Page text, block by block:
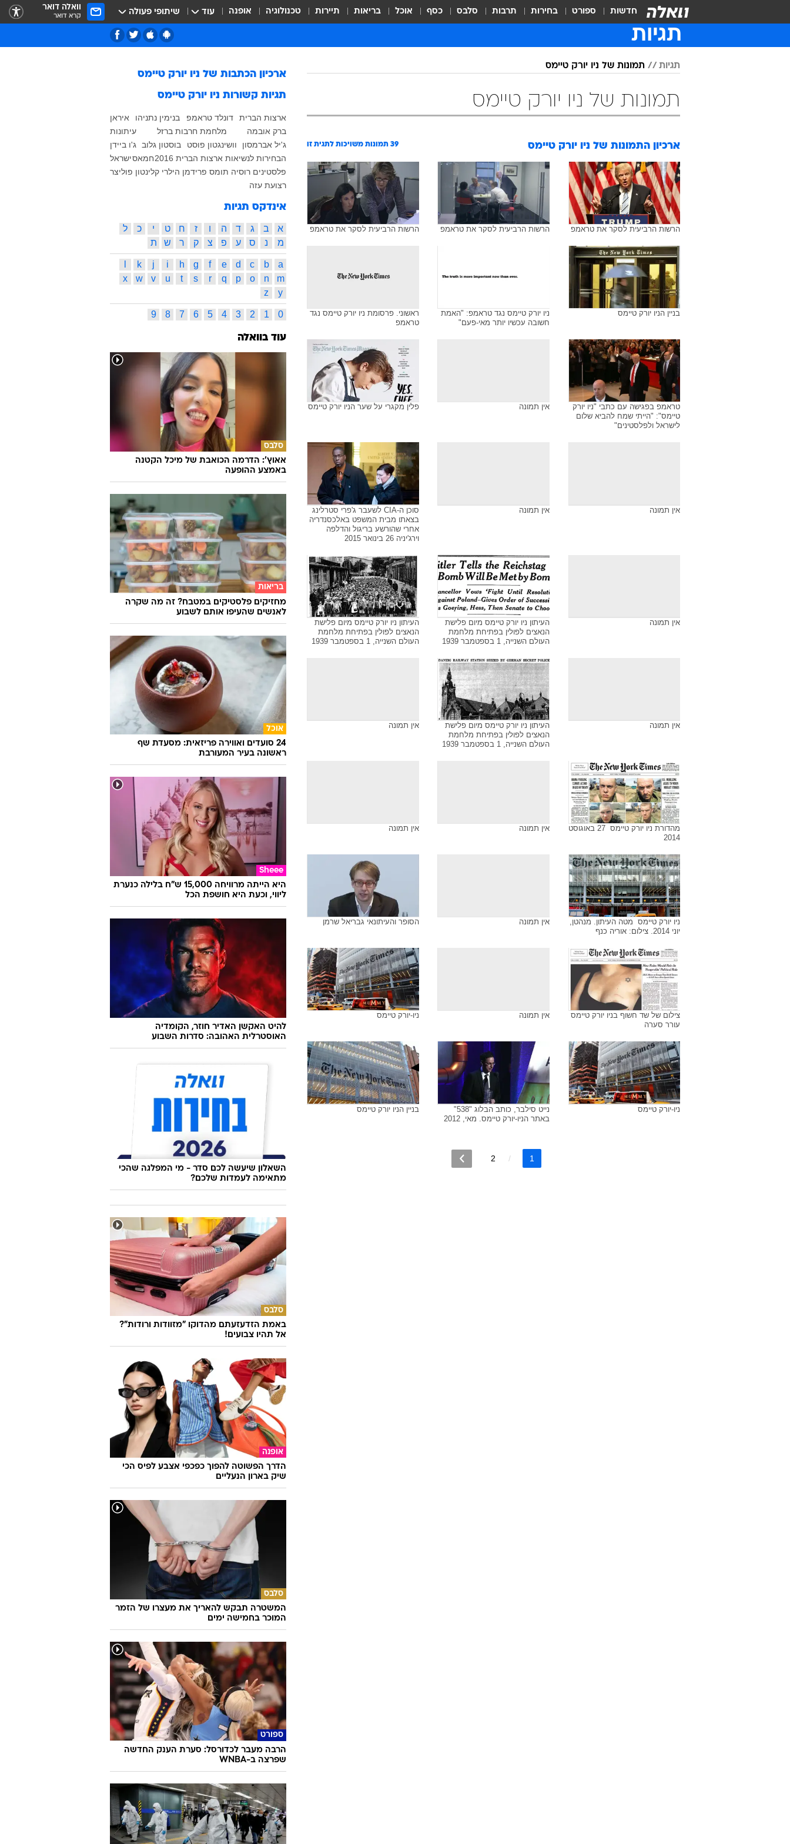
חדשות ספורט בחירות תרבות סלבס כסף אוכל בריאות תיירות טכנולוגיה אופנה עוד שיתופי פעולה וואלה דואר
קרא דואר
תגיות
תגיות תמונות של ניו יורק טיימס
תמונות של ניו יורק טיימס
ארכיון התמונות של ניו יורק טיימס 39 תמונות משויכות לתגית זו
הרשות הרביעית לסקר את טראמפ הרשות הרביעית לסקר את טראמפ הרשות הרביעית לסקר את טראמפ
בניין הניו יורק טיימס
ניו יורק טיימס נגד טראמפ: "האמת
חשובה עכשיו יותר מאי-פעם"
ראשוני. פרסומת ניו יורק טיימס נגד
טראמפ
טראמפ בפגישה עם כתבי "ניו יורק
טיימס": "הייתי שמח להביא שלום
לישראל ולפלסטינים"
אין תמונה פלין מקגרי על שער הניו יורק טיימס
אין תמונה אין תמונה
סוכן ה-CIA לשעבר ג'פרי סטרלינג
בצאתו מבית המשפט באלכסנדריה
אחרי שהורשע בריגול והדלפה 
וירג'יניה 26 בינואר 2015
אין תמונה
העיתון ניו יורק טיימס מיום פלישת
הנאצים לפולין בפתיחת מלחמת
העולם השנייה, 1 בספטמבר 1939
העיתון ניו יורק טיימס מיום פלישת
הנאצים לפולין בפתיחת מלחמת
העולם השנייה, 1 בספטמבר 1939
אין תמונה
העיתון ניו יורק טיימס מיום פלישת
הנאצים לפולין בפתיחת מלחמת
העולם השנייה, 1 בספטמבר 1939
אין תמונה
מהדורת ניו יורק טיימס  27 באוגוסט
2014
אין תמונה אין תמונה
ניו יורק טיימס  מטה העיתון. מנהטן,
יוני 2014. צילום: אוריה כנף
אין תמונה הסופר והעיתונאי גבריאל שרמן
צילום של שד חשוף בניו יורק טיימס
עורר סערה
אין תמונה ניו-יורק טיימס
ניו-יורק טיימס
נייט סילבר, כותב הבלוג "538"
באתר הניו-יורק טיימס. מאי, 2012
בניין הניו יורק טיימס
1
2
ארכיון הכתבות של ניו יורק טיימס
תגיות קשורות ניו יורק טיימס
ארצות הברית דונלד טראמפ בנימין נתניהו
איראן
ברק אובמה
מלחמת חרבות ברזל
עיתונות
ג'יל אברמסון
וושינגטון פוסט בוסטון גלוב
ג'ו ביידן
הבחירות לנשיאות ארצות הברית 2016
חמאסישראל
פלסטינים רוסיה תומס פרידמן הילרי קלינטון פוליצר
רצועת עזה
אינדקס תגיות
א ב ג ד ה ו ז ח ט י כ
ל
מ
נ ס ע פ צ ק ר ש ת
a
b
c
d
e
f
g
h
i
j
k
m
n
o
p
q
r
s
t
u
v
w
x
y
z
0
1
2
3
4
5
6
7
8
9
עוד בוואלה
סלבס
אאוץ': הדרמה הכואבת של מיכל הקטנה
באמצע ההופעה
בריאות
מחזיקים פלסטיקים במטבח? זה מה שקרה
לאנשים שהעיפו אותם לשבוע
אוכל
24 סועדים ואווירה פריזאית: מסעדת שף
ראשונה בעיר המעורבת
Sheee
היא הייתה מרוויחה 15,000 ש"ח בלילה כנערת
ליווי, וכעת היא חושפת הכל
להיט האקשן האדיר חוזר, הקומדיה
האוסטרלית האהובה: סדרות השבוע
השאלון שיעשה לכם סדר - מי המפלגה שהכי
מתאימה לעמדות שלכם?
סלבס
באמת הזדעזעתם מהדוקו "מזוודות ורודות"?
אל תהיו צבועים!
אופנה
הדרך הפשוטה להפוך כפכפי אצבע לפיס הכי
שיק בארון הנעליים
סלבס
המשטרה תבקש להאריך את מעצרו של הזמר
המוכר בחמישה ימים
ספורט
הרבה מעבר לכדורסל: סערת הענק החדשה
שפרצה ב-WNBA